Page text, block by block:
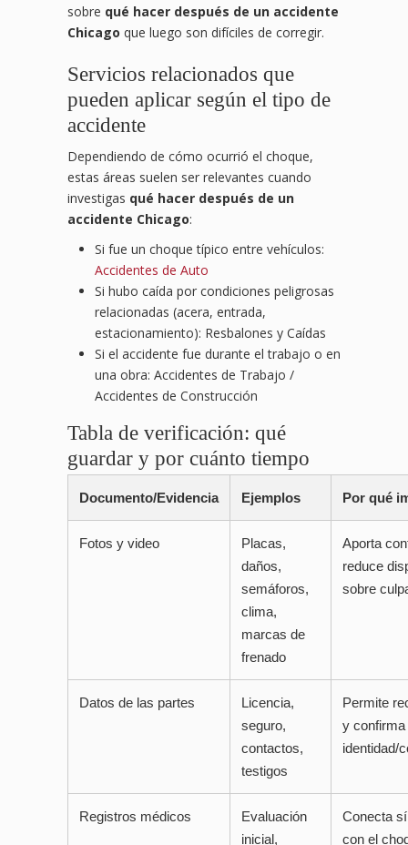
sobre qué hacer después de un accidente
Chicago que luego son difíciles de corregir.
Servicios relacionados que
pueden aplicar según el tipo de
accidente
Dependiendo de cómo ocurrió el choque,
estas áreas suelen ser relevantes cuando
investigas qué hacer después de un
accidente Chicago:
Si fue un choque típico entre vehículos:
Accidentes de Auto
Si hubo caída por condiciones peligrosas
relacionadas (acera, entrada,
estacionamiento): Resbalones y Caídas
Si el accidente fue durante el trabajo o en
una obra: Accidentes de Trabajo /
Accidentes de Construcción
Tabla de verificación: qué
guardar y por cuánto tiempo
Documento/Evidencia Ejemplos Por qué
Fotos y video
Placas,
daños,
semáforos,
clima,
marcas de
frenado
Aporta
reduce
sobre
Datos de las partes
Licencia,
seguro,
contactos,
testigos
Permite
y confirma
identidad/
Registros médicos
Evaluación
inicial,
Conecta
con el